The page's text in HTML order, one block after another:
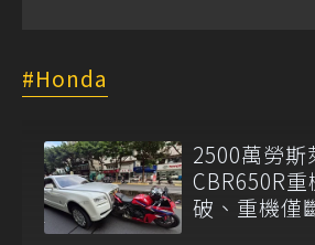
Honda
2500萬勞斯
CBR650R
破、重機僅